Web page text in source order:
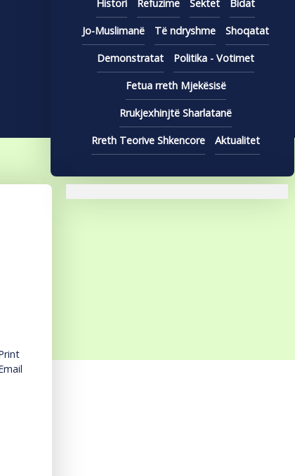
Histori Refuzime Sektet Bidat
Jo-Muslimanë Të ndryshme Shoqatat
Demonstratat Politika - Votimet
Fetua rreth Mjekësisë
Rrukjexhinjtë Sharlatanë
Rreth Teorive Shkencore Aktualitet